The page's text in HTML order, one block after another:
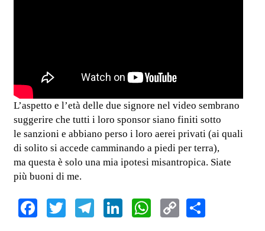
L’aspetto e l’età delle due signore nel video sembrano
suggerire che tutti i loro sponsor siano finiti sotto
le sanzioni e abbiano perso i loro aerei privati (ai quali
di solito si accede camminando a piedi per terra),
ma questa è solo una mia ipotesi misantropica. Siate
più buoni di me.
Facebook
TwitterTelegram
LinkedInWhatsApp
Copy